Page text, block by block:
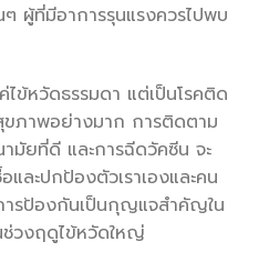
ผู้ที่มีอาการรุนแรงควรไปพบ
ข้หวัดธรรมดา แต่เป็นโรคติด
ขภาพอย่างมาก การติดตาม
มัยที่ดี และการฉีดวัคซีน จะ
ละปกป้องตัวเราเองและคน
ารป้องกันเป็นกุญแจสำคัญใน
ช่วงฤดูไข้หวัดใหญ่